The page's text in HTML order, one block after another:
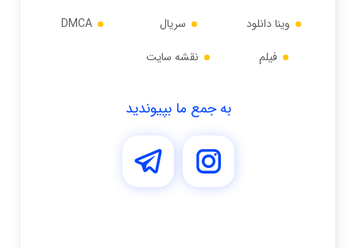
وینا دانلود
فیلم
سریال
نقشه سایت
DMCA
به جمع ما بپیوندید